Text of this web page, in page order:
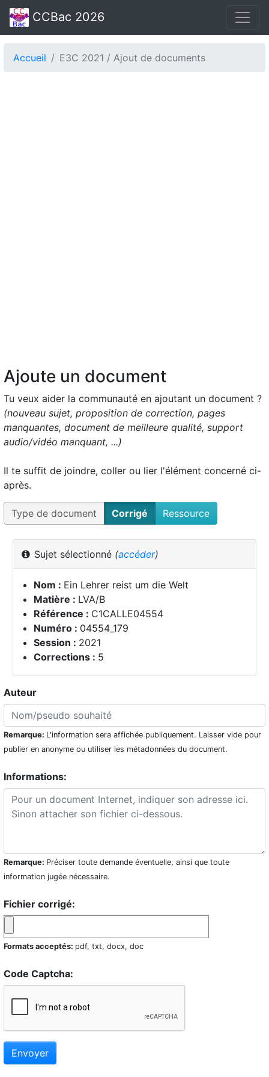
CCBac 2026
Accueil E3C 2021 / Ajout de documents
Ajoute un document
Tu veux aider la communauté en ajoutant un document ?
(nouveau sujet, proposition de correction, pages
manquantes, document de meilleure qualité, support
audio/vidéo manquant, ...)
Il te suffit de joindre, coller ou lier l'élément concerné ci-
après.
Type de document Corrigé Ressource
Sujet sélectionné (accéder)
Nom : Ein Lehrer reist um die Welt
Matière : LVA/B
Référence : C1CALLE04554
Numéro : 04554_179
Session : 2021
Corrections : 5
Auteur
Remarque: L'information sera affichée publiquement. Laisser vide pour
publier en anonyme ou utiliser les métadonnées du document.
Informations:
Remarque: Préciser toute demande éventuelle, ainsi que toute
information jugée nécessaire.
Fichier corrigé:
Formats acceptés: pdf, txt, docx, doc
Code Captcha:
Envoyer